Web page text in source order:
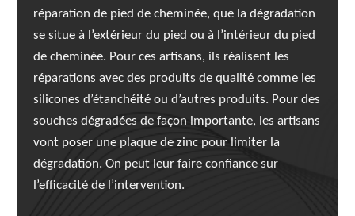
réparation de pied de cheminée, que la dégradation
se situe à l’extérieur du pied ou à l’intérieur du pied
de cheminée. Pour ces artisans, ils réalisent les
réparations avec des produits de qualité comme les
silicones d’étanchéité ou d’autres produits. Pour des
souches dégradées de façon importante, les artisans
vont poser une plaque de zinc pour limiter la
dégradation. On peut leur faire confiance sur
l’efficacité de l’intervention.